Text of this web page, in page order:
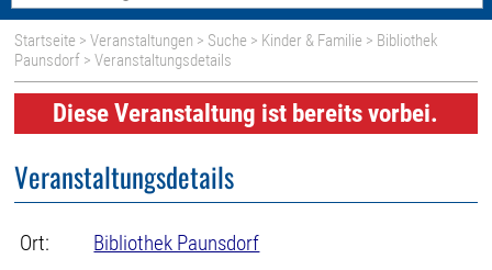
Startseite >Veranstaltungen > Suche > Kinder & Familie > Bibliothek
Paunsdorf > Veranstaltungsdetails
Diese Veranstaltung ist bereits vorbei.
Veranstaltungsdetails
Ort:
Bibliothek Paunsdorf